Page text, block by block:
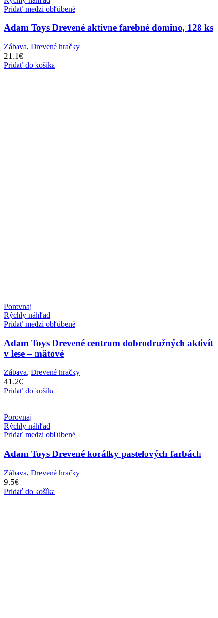
Pridať medzi obľúbené
Adam Toys Drevené aktívne farebné domino, 128 ks
Zábava, Drevené hračky
21.1€
Pridať do košíka
Porovnaj
Rýchly náhľad
Pridať medzi obľúbené
Adam Toys Drevené centrum dobrodružných aktivít
v lese – mätové
Zábava, Drevené hračky
41.2€
Pridať do košíka
Porovnaj
Rýchly náhľad
Pridať medzi obľúbené
Adam Toys Drevené korálky pastelových farbách
Zábava, Drevené hračky
9.5€
Pridať do košíka